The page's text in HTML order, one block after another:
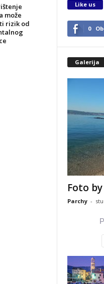
može
rizik od
Like us
0
Galerija
Foto by
Parchy -